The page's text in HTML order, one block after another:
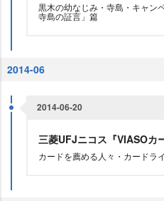
黒木の幼なじみ・寺島・キャン
寺島の証言」篇
2014-06
2014-06-20
三菱UFJニコス『VIASOカ
カードを薦める人々・カードラ